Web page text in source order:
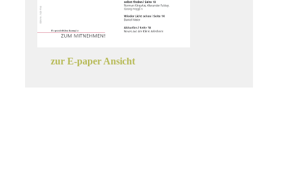
zur E-paper Ansicht